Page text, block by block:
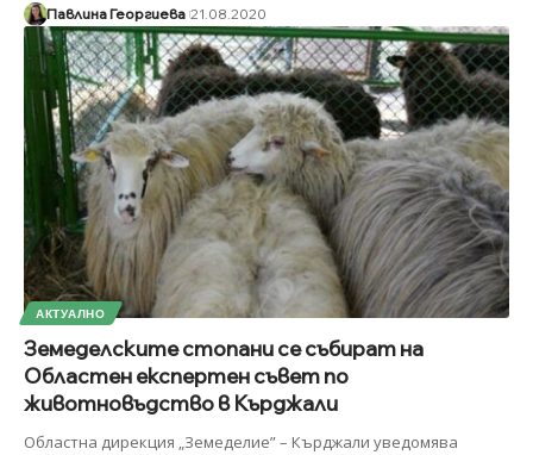
Павлина Георгиева 21.08.2020
АКТУАЛНО
Земеделските стопани се събират на
Областен експертен съвет по
животновъдство в Кърджали
Областна дирекция „Земеделие” – Кърджали уведомява